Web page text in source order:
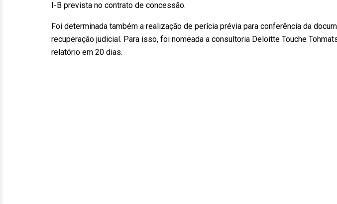
I-B prevista no contrato de concessão.
Foi determinada também a realização de perícia prévia para conferência da
recuperação judicial. Para isso, foi nomeada a consultoria Deloitte Touche
relatório em 20 dias.